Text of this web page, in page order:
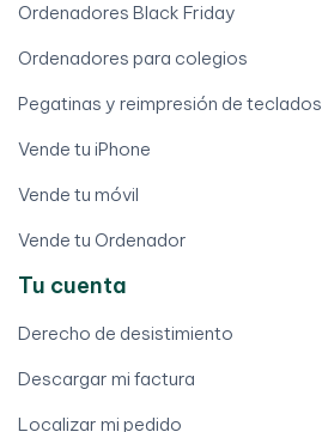
Ordenadores Black Friday
Ordenadores para colegios
Pegatinas y reimpresión de teclados
Vende tu iPhone
Vende tu móvil
Vende tu Ordenador
Tu cuenta
Derecho de desistimiento
Descargar mi factura
Localizar mi pedido